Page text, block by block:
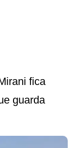
fica
guarda